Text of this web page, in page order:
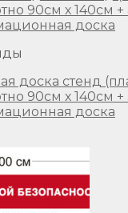
доска стенд
90см х 140см
доска